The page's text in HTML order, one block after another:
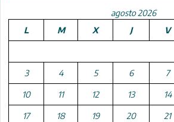
agosto 2026
L
M X J V
3 4 5 6 7
10 11 12 13 14
17 18 19 20 21